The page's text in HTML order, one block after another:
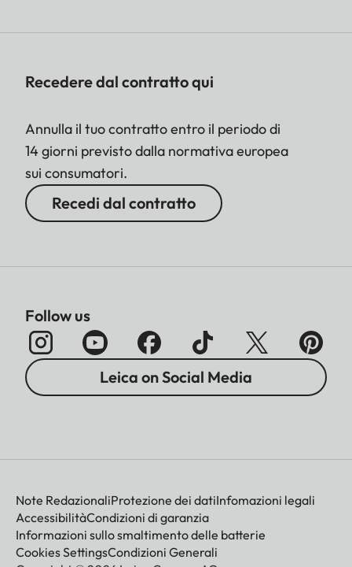
Recedere dal contratto qui
Annulla il tuo contratto entro il periodo di
14 giorni previsto dalla normativa europea
sui consumatori.
Recedi dal contratto
Follow us
Leica on Social Media
Note RedazionaliProtezione dei datiInfomazioni legali
AccessibilitàCondizioni di garanzia
Informazioni sullo smaltimento delle batterie
Cookies SettingsCondizioni Generali